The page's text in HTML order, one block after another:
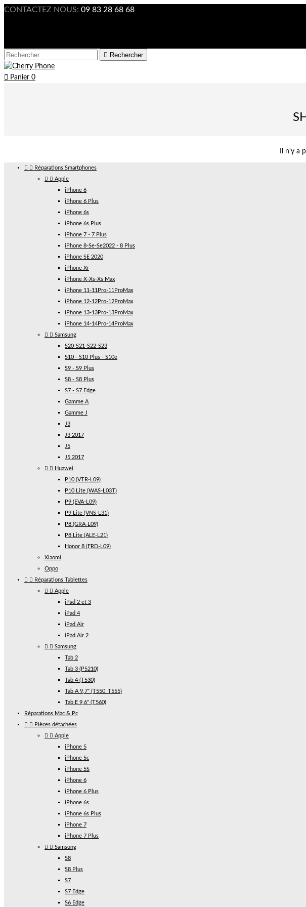
CONTACTEZ NOUS: 09 83 28 68 68
 Rechercher
 Panier 0
Il n'y a
  Réparations Smartphones
  Apple
iPhone 6
iPhone 6 Plus
iPhone 6s
iPhone 6s Plus
iPhone 7 - 7 Plus
iPhone 8-Se-Se2022 - 8 Plus
iPhone SE 2020
iPhone Xr
iPhone X-Xs-Xs Max
iPhone 11-11Pro-11ProMax
iPhone 12-12Pro-12ProMax
iPhone 13-13Pro-13ProMax
iPhone 14-14Pro-14ProMax
  Samsung
S20-S21-S22-S23
S10 - S10 Plus - S10e
S9 - S9 Plus
S8 - S8 Plus
S7 - S7 Edge
Gamme A
Gamme J
J3
J3 2017
J5
J5 2017
  Huawei
P10 (VTR-L09)
P10 Lite (WAS-L03T)
P9 (EVA-L09)
P9 Lite (VNS-L31)
P8 (GRA-L09)
P8 Lite (ALE-L21)
Honor 8 (FRD-L09)
Xiaomi
Oppo
  Réparations Tablettes
  Apple
iPad 2 et 3
iPad 4
iPad Air
iPad Air 2
  Samsung
Tab 2
Tab 3 (P5210)
Tab 4 (T530)
Tab A 9,7" (T550_T555)
Tab E 9,6" (T560)
Réparations Mac & Pc
  Pièces détachées
  Apple
iPhone 5
iPhone 5c
iPhone 5S
iPhone 6
iPhone 6 Plus
iPhone 6s
iPhone 6s Plus
iPhone 7
iPhone 7 Plus
  Samsung
S8
S8 Plus
S7
S7 Edge
S6 Edge